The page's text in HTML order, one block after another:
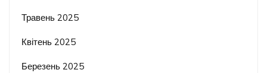
Травень 2025
Квітень 2025
Березень 2025